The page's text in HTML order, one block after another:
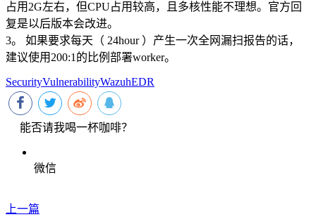
占用2G左右，但CPU占用较高，且多核性能不理想。官方回
复是以后版本会改进。
3。 如果要求每天（ 24hour ）产生一次全网漏扫报告的话，
建议使用200:1的比例部署worker。
SecurityVulnerabilityWazuhEDR
能否请我喝一杯咖啡？
微信
上一篇